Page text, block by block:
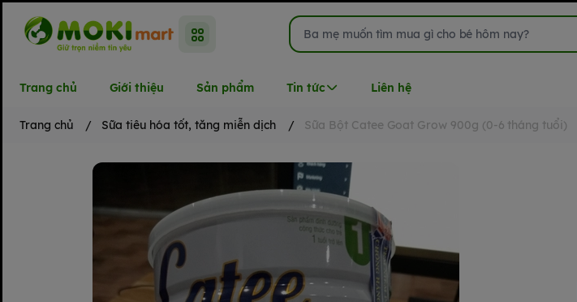
Trang chủ Giới thiệu Sản phẩm Tin tức Liên hệ
Trang chủ / Sữa tiêu hóa tốt, tăng miễn dịch / Sữa Bột Catee Goat Grow 900g (0-6 tháng tuổi)